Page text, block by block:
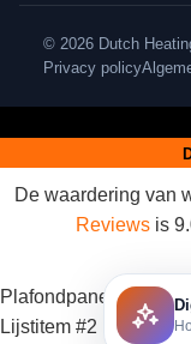
© 2026 Dutch
Privacy policy
De waardering van
Reviews is
Plafondpanelen
Lijstitem #2